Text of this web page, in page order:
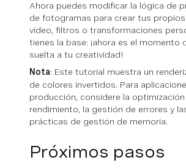
Ahora puedes modificar la lógica de
de fotogramas para crear tus
vídeo, filtros o transformaciones
tienes la base: ¡ahora es el momento
suelta a tu creatividad!
Nota: Este tutorial muestra un
de colores invertidos. Para
producción, considere la optimización
rendimiento, la gestión de errores y
prácticas de gestión de memoria.
Próximos pasos